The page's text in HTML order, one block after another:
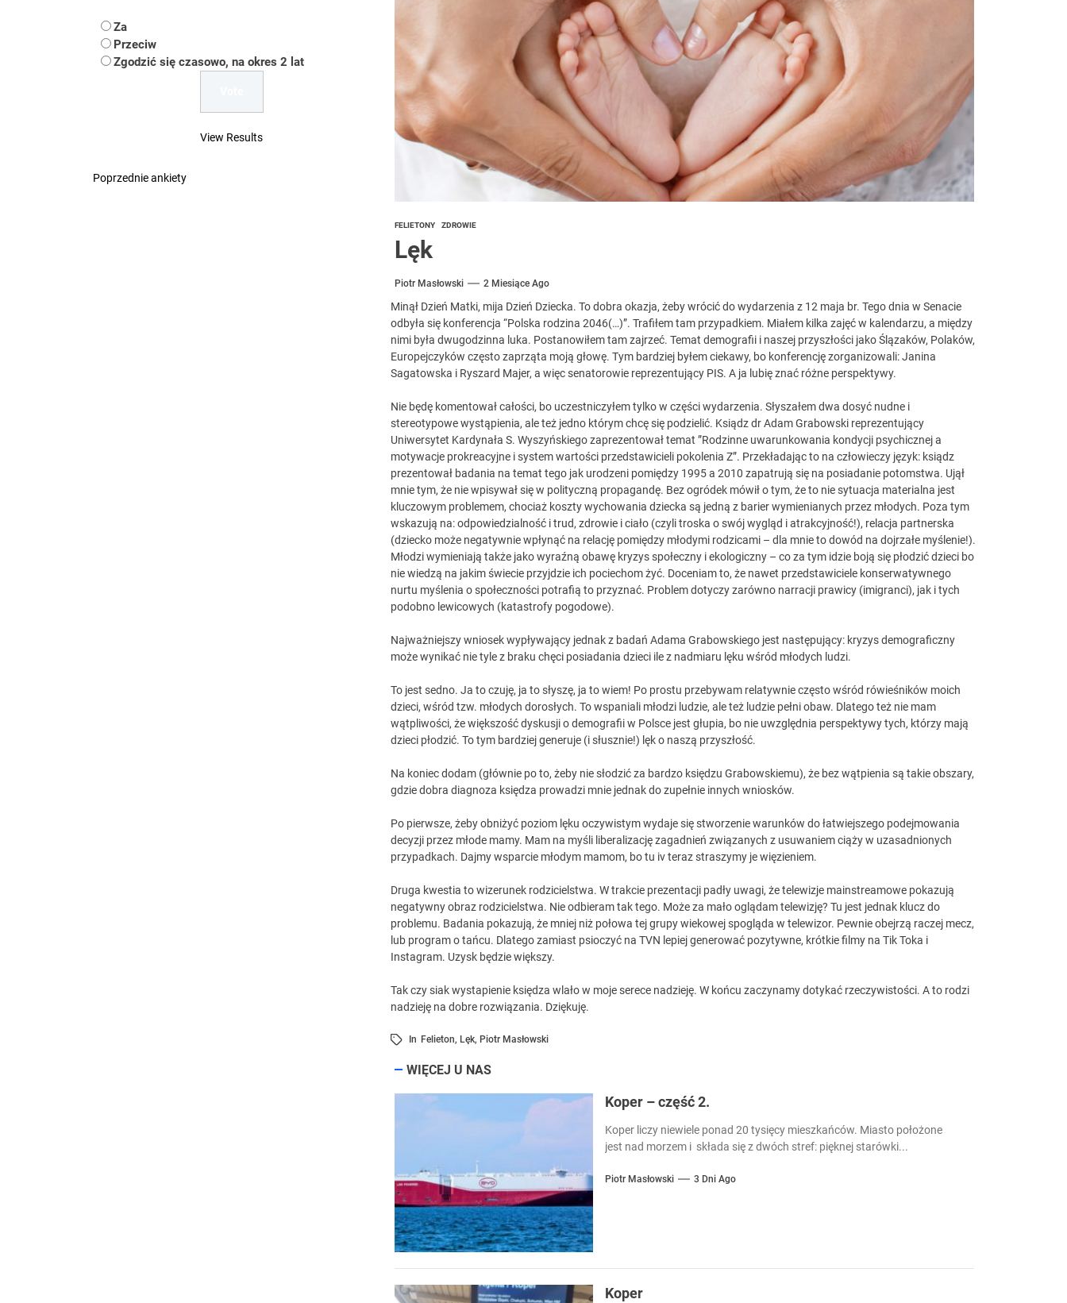
Uwaga Dębieńsko – woda nieprzydatna do spożycia!!!
Ilu mieszkańców ma Rybnik?
Dość komentowania kolejnych afer w ochronie zdrowia — czas zacząć mówić o rozwiązaniach
FELIETONY ZDROWIE
Lęk
Piotr Masłowski 2 Miesiące Ago
Minął Dzień Matki, mija Dzień Dziecka. To dobra okazja, żeby wrócić do wydarzenia z 12 maja br. Tego dnia w Senacie
odbyła się konferencja “Polska rodzina 2046(…)”. Trafiłem tam przypadkiem. Miałem kilka zajęć w kalendarzu, a między
nimi była dwugodzinna luka. Postanowiłem tam zajrzeć. Temat demografii i naszej przyszłości jako Ślązaków, Polaków,
Europejczyków często zaprząta moją głowę. Tym bardziej byłem ciekawy, bo konferencję zorganizowali: Janina
Sagatowska i Ryszard Majer, a więc senatorowie reprezentujący PIS. A ja lubię znać różne perspektywy.
Nie będę komentował całości, bo uczestniczyłem tylko w części wydarzenia. Słyszałem dwa dosyć nudne i
stereotypowe wystąpienia, ale też jedno którym chcę się podzielić. Ksiądz dr Adam Grabowski reprezentujący
Uniwersytet Kardynała S. Wyszyńskiego zaprezentował temat ”Rodzinne uwarunkowania kondycji psychicznej a
motywacje prokreacyjne i system wartości przedstawicieli pokolenia Z”. Przekładając to na człowieczy język: ksiądz
prezentował badania na temat tego jak urodzeni pomiędzy 1995 a 2010 zapatrują się na posiadanie potomstwa. Ujął
mnie tym, że nie wpisywał się w polityczną propagandę. Bez ogródek mówił o tym, że to nie sytuacja materialna jest
kluczowym problemem, chociaż koszty wychowania dziecka są jedną z barier wymienianych przez młodych. Poza tym
wskazują na: odpowiedzialność i trud, zdrowie i ciało (czyli troska o swój wygląd i atrakcyjność!), relacja partnerska
(dziecko może negatywnie wpłynąć na relację pomiędzy młodymi rodzicami – dla mnie to dowód na dojrzałe myślenie!).
Młodzi wymieniają także jako wyraźną obawę kryzys społeczny i ekologiczny – co za tym idzie boją się płodzić dzieci bo
nie wiedzą na jakim świecie przyjdzie ich pociechom żyć. Doceniam to, że nawet przedstawiciele konserwatywnego
nurtu myślenia o społeczności potrafią to przyznać. Problem dotyczy zarówno narracji prawicy (imigranci), jak i tych
podobno lewicowych (katastrofy pogodowe).
Najważniejszy wniosek wypływający jednak z badań Adama Grabowskiego jest następujący: kryzys demograficzny
może wynikać nie tyle z braku chęci posiadania dzieci ile z nadmiaru lęku wśród młodych ludzi.
To jest sedno. Ja to czuję, ja to słyszę, ja to wiem! Po prostu przebywam relatywnie często wśród rówieśników moich
dzieci, wśród tzw. młodych dorosłych. To wspaniali młodzi ludzie, ale też ludzie pełni obaw. Dlatego też nie mam
wątpliwości, że większość dyskusji o demografii w Polsce jest głupia, bo nie uwzględnia perspektywy tych, którzy mają
dzieci płodzić. To tym bardziej generuje (i słusznie!) lęk o naszą przyszłość.
Na koniec dodam (głównie po to, żeby nie słodzić za bardzo księdzu Grabowskiemu), że bez wątpienia są takie obszary,
gdzie dobra diagnoza księdza prowadzi mnie jednak do zupełnie innych wniosków.
Po pierwsze, żeby obniżyć poziom lęku oczywistym wydaje się stworzenie warunków do łatwiejszego podejmowania
decyzji przez młode mamy. Mam na myśli liberalizację zagadnień związanych z usuwaniem ciąży w uzasadnionych
przypadkach. Dajmy wsparcie młodym mamom, bo tu iv teraz straszymy je więzieniem.
Druga kwestia to wizerunek rodzicielstwa. W trakcie prezentacji padły uwagi, że telewizje mainstreamowe pokazują
negatywny obraz rodzicielstwa. Nie odbieram tak tego. Może za mało oglądam telewizję? Tu jest jednak klucz do
problemu. Badania pokazują, że mniej niż połowa tej grupy wiekowej spogląda w telewizor. Pewnie obejrzą raczej mecz,
lub program o tańcu. Dlatego zamiast psioczyć na TVN lepiej generować pozytywne, krótkie filmy na Tik Toka i
Instagram. Uzysk będzie większy.
Tak czy siak wystapienie księdza wlało w moje serece nadzieję. W końcu zaczynamy dotykać rzeczywistości. A to rodzi
nadzieję na dobre rozwiązania. Dziękuję.
In Felieton, Lęk, Piotr Masłowski
WIĘCEJ U NAS
Koper – część 2.
Koper liczy niewiele ponad 20 tysięcy mieszkańców. Miasto położone
jest nad morzem i składa się z dwóch stref: pięknej starówki...
Piotr Masłowski 3 Dni Ago
Koper
Za
Przeciw
Zgodzić się czasowo, na okres 2 lat
View Results
Poprzednie ankiety